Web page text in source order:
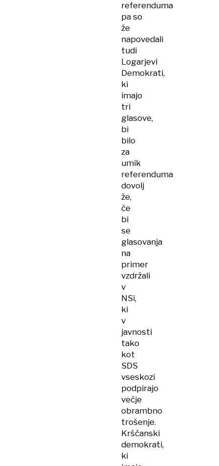
referenduma
pa so
že
napovedali
tudi
Logarjevi
Demokrati,
ki
imajo
tri
glasove,
bi
bilo
za
umik
referenduma
dovolj
že,
če
bi
se
glasovanja
na
primer
vzdržali
v
NSi,
ki
v
javnosti
tako
kot
SDS
vseskozi
podpirajo
večje
obrambno
trošenje.
Krščanski
demokrati,
ki